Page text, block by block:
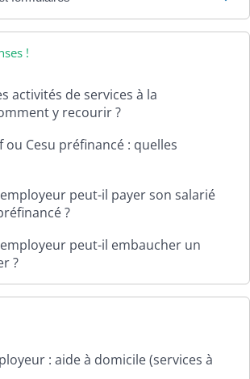
!
activités de services à la
y recourir ?
ou Cesu préfinancé : quelles
peut-il payer son salarié
?
peut-il embaucher un
?
: aide à domicile (services à